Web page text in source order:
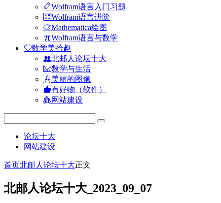
Wolfram语言入门习题
Wolfram语言进阶
Mathematica绘图
Wolfram语言与数学
数学美拾趣
北邮人论坛十大
数学与生活
美丽的图像
有好物（软件）
网站建设
论坛十大
网站建设
首页北邮人论坛十大正文
北邮人论坛十大_2023_09_07